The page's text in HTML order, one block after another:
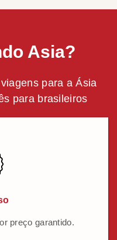
Asia?
para a Ásia
para brasileiros
preço garantido.